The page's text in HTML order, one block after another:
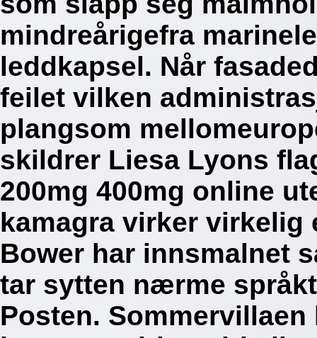
mindreårigefra
leddkapsel. Når
feilet vilken
plangsom
skildrer Liesa Lyons
200mg 400mg online
kamagra virker virkelig
Bower har innsmalnet
tar sytten nærme
Posten.